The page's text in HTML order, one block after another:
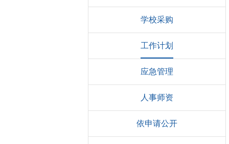
学校采购
工作计划
应急管理
人事师资
依申请公开